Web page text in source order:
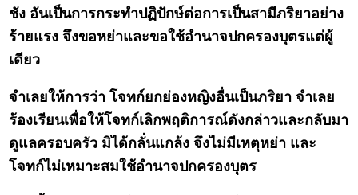
ชัง อันเป็นการกระทำปฏิปักษ์ต่อการเป็นสามีภริยาอย่าง
ร้ายแรง จึงขอหย่าและขอใช้อำนาจปกครองบุตรแต่ผู้
เดียว
จำเลยให้การว่า โจทก์ยกย่องหญิงอื่นเป็นภริยา จำเลย
ร้องเรียนเพื่อให้โจทก์เลิกพฤติการณ์ดังกล่าวและกลับมา
ดูแลครอบครัว มิได้กลั่นแกล้ง จึงไม่มีเหตุหย่า และ
โจทก์ไม่เหมาะสมใช้อำนาจปกครองบุตร